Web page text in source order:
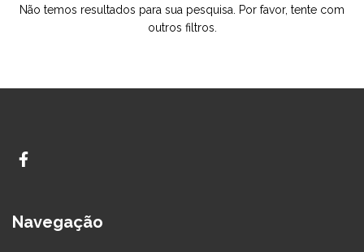
Não temos resultados para sua pesquisa. Por favor, tente com
outros filtros.
Navegação